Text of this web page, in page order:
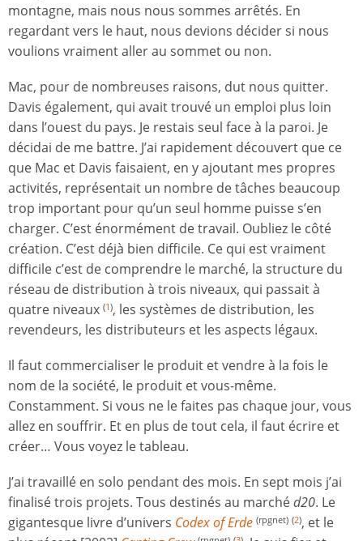
montagne, mais nous nous sommes arrêtés. En
regardant vers le haut, nous devions décider si nous
voulions vraiment aller au sommet ou non.
Mac, pour de nombreuses raisons, dut nous quitter.
Davis également, qui avait trouvé un emploi plus loin
dans l’ouest du pays. Je restais seul face à la paroi. Je
décidai de me battre. J’ai rapidement découvert que ce
que Mac et Davis faisaient, en y ajoutant mes propres
activités, représentait un nombre de tâches beaucoup
trop important pour qu’un seul homme puisse s’en
charger. C’est énormément de travail. Oubliez le côté
création. C’est déjà bien difficile. Ce qui est vraiment
difficile c’est de comprendre le marché, la structure du
réseau de distribution à trois niveaux, qui passait à
quatre niveaux (1), les systèmes de distribution, les
revendeurs, les distributeurs et les aspects légaux.
Il faut commercialiser le produit et vendre à la fois le
nom de la société, le produit et vous-même.
Constamment. Si vous ne le faites pas chaque jour, vous
allez en souffrir. Et en plus de tout cela, il faut écrire et
créer… Vous voyez le tableau.
J’ai travaillé en solo pendant des mois. En sept mois j’ai
finalisé trois projets. Tous destinés au marchéd20. Le
gigantesque livre d’univers Codex of Erde (rpgnet) (2), et le